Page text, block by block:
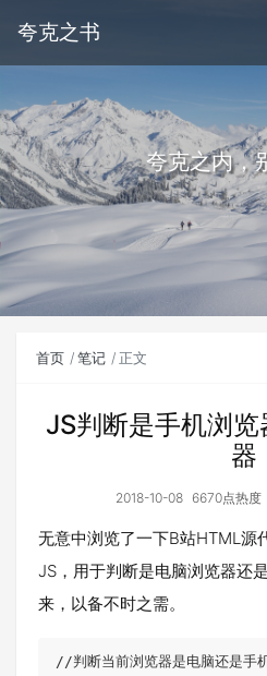
夸克之书
夸克之内，
首页 笔记 正文
JS判断是手机浏
器
2018-10-08 6670点热度
无意中浏览了一下B站HTML源
JS，用于判断是电脑浏览器还
来，以备不时之需。
//判断当前浏览器是电脑还是手